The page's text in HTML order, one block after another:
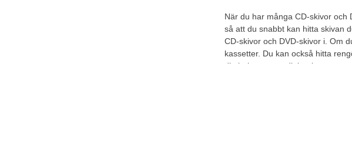
När du har många CD-skivor och
så att du snabbt kan hitta skivan
CD-skivor och DVD-skivor i. Om
kassetter. Du kan också hitta
ditt behov av medielagring.